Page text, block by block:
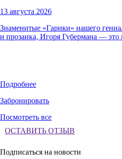
13 августа 2026
Знаменитые «Гарики» нашего
и прозаика, Игоря Губермана —
Подробнее
Забронировать
Посмотреть все
ОСТАВИТЬ ОТЗЫВ
Подписаться на новости